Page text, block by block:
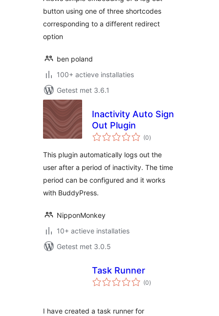
button using one of three shortcodes
corresponding to a different redirect
option
ben poland
100+ actieve installaties
Getest met 3.6.1
Inactivity Auto Sign
Out Plugin
(0totaal
waarderingen
)
This plugin automatically logs out the
user after a period of inactivity. The time
period can be configured and it works
with BuddyPress.
NipponMonkey
10+ actieve installaties
Getest met 3.0.5
Task Runner
(0totaal
waarderingen
)
I have created a task runner for